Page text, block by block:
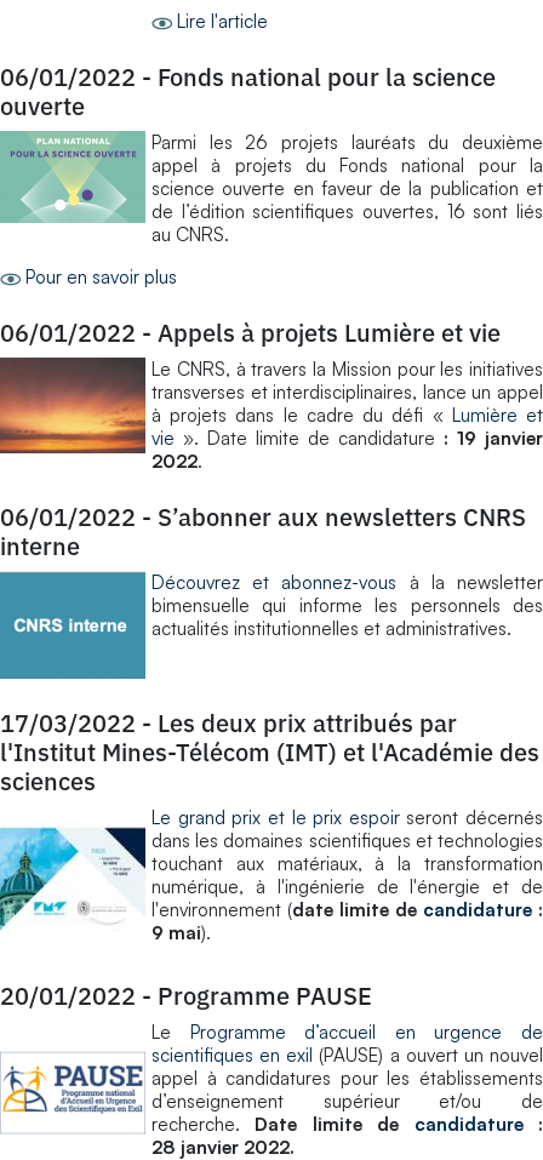
Lire l'article
06/01/2022 - Fonds national pour la science
ouverte
Parmi les 26 projets lauréats du deuxième
appel à projets du Fonds national pour la
science ouverte en faveur de la publication et
de l’édition scientifiques ouvertes, 16 sont liés
au CNRS.
Pour en savoir plus
06/01/2022 - Appels à projets Lumière et vie
​Le CNRS, à travers la Mission pour les initiatives
transverses et interdisciplinaires, lance un appel
à projets dans le cadre du défi « Lumière et
vie ». Date limite de candidature : 19 janvier
2022.
06/01/2022 - S’abonner aux newsletters CNRS
interne
Découvrez et abonnez-vous à la newsletter
bimensuelle qui informe les personnels des
actualités institutionnelles et administratives.
17/03/2022 - Les deux prix attribués par
l'Institut Mines-Télécom (IMT) et l'Académie des
sciences
Le grand prix et le prix espoirseront décernés
dans les domaines scientifiques et technologies
touchant aux matériaux, à la transformation
numérique, à l'ingénierie de l'énergie et de
l'environnement (date limite de candidature :
9 mai).
20/01/2022 - Programme PAUSE
Le Programme d’accueil en urgence de
scientifiques en exil (PAUSE) a ouvert un nouvel
appel à candidatures pour les établissements
d’enseignement supérieur et/ou de
recherche. Date limite de candidature:
28 janvier 2022.